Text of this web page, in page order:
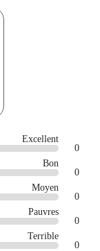
Excellent
0
Bon
0
Moyen
0
Pauvres
0
Terrible
0